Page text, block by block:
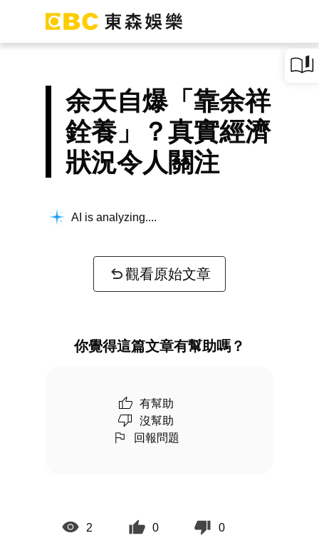
余天自爆「靠余祥
銓養」？真實經濟
狀況令人關注
AI is analyzing...
觀看原始文章
你覺得這篇文章有幫助嗎？
有幫助
沒幫助
回報問題
2 0 0